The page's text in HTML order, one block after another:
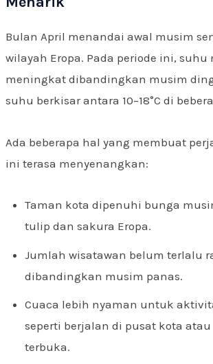
Bulan April menandai awal musim
wilayah Eropa. Pada periode ini, suhu
meningkat dibandingkan musim
suhu berkisar antara 10–18°C di
Ada beberapa hal yang membuat
ini terasa menyenangkan:
Taman kota dipenuhi bunga
tulip dan sakura Eropa.
Jumlah wisatawan belum terlalu
dibandingkan musim panas.
Cuaca lebih nyaman untuk
seperti berjalan di pusat kota
terbuka.